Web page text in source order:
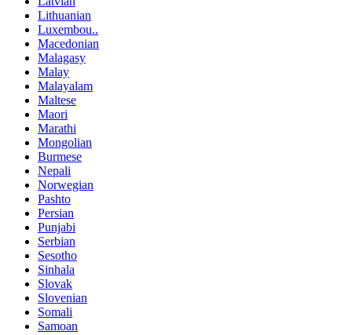
Lithuanian
Luxembou..
Macedonian
Malagasy
Malay
Malayalam
Maltese
Maori
Marathi
Mongolian
Burmese
Nepali
Norwegian
Pashto
Persian
Punjabi
Serbian
Sesotho
Sinhala
Slovak
Slovenian
Somali
Samoan